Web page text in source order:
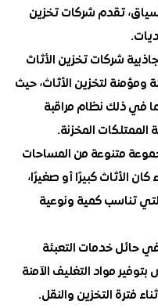
شركات تخزين
تخزين الأثاث
الأثاث، حيث
نظام مراقبة
المخزنة.
من المساحات
كبيرًا أو صغيرًا،
كمية ونوعية
التعبئة
التغليف الآمنة
والنقل.